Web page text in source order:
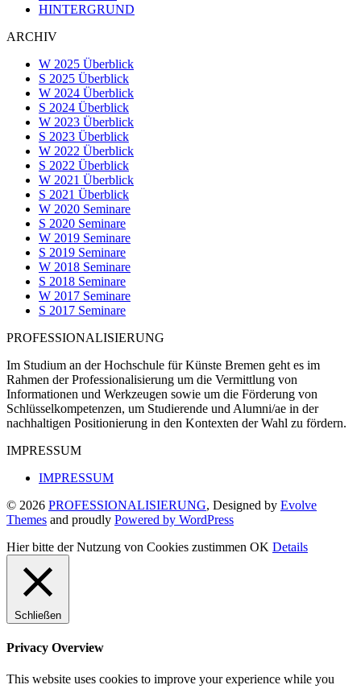
HINTERGRUND
ARCHIV
W 2025 Überblick
S 2025 Überblick
W 2024 Überblick
S 2024 Überblick
W 2023 Überblick
S 2023 Überblick
W 2022 Überblick
S 2022 Überblick
W 2021 Überblick
S 2021 Überblick
W 2020 Seminare
S 2020 Seminare
W 2019 Seminare
S 2019 Seminare
W 2018 Seminare
S 2018 Seminare
W 2017 Seminare
S 2017 Seminare
PROFESSIONALISIERUNG
Im Studium an der Hochschule für Künste Bremen geht es im
Rahmen der Professionalisierung um die Vermittlung von
Informationen und Werkzeugen sowie um die Förderung von
Schlüsselkompetenzen, um Studierende und Alumni/ae in der
nachhaltigen Positionierung in den Kontexten der Wahl zu fördern.
IMPRESSUM
IMPRESSUM
© 2026 PROFESSIONALISIERUNG, Designed by Evolve
Themes and proudly Powered by WordPress
Hier bitte der Nutzung von Cookies zustimmen OK Details
Schließen
Privacy Overview
This website uses cookies to improve your experience while you